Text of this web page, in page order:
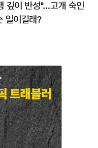
깊이 반성"…고개 숙인
일이길래?